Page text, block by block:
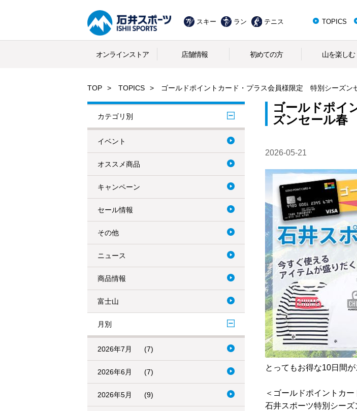
スキー ラン テニス TOPICS
オンラインストア 店舗情報 初めての方 山を楽しむ
TOP TOPICS ゴールドポイントカード・プラス会員様限定 特別シーズン
カテゴリ別
イベント
オススメ商品
キャンペーン
セール情報
その他
ニュース
商品情報
富士山
月別
2026年7月 (7)
2026年6月 (7)
2026年5月 (9)
ゴールドポイ
ズンセール春
2026-05-21
とってもお得な10日間が
＜ゴールドポイントカ
石井スポーツ特別シーズ